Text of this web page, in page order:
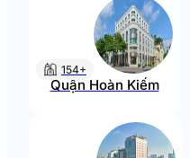
154+
Quận Hoàn Kiếm